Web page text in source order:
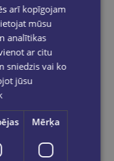
Mīkstie vāki
0.340 kg
9781786541703
ziņu, tiklīdz
arī kopīgojam
mūsu
analītikas
ar citu
sniedzis vai ko
jūsu
Mērķa